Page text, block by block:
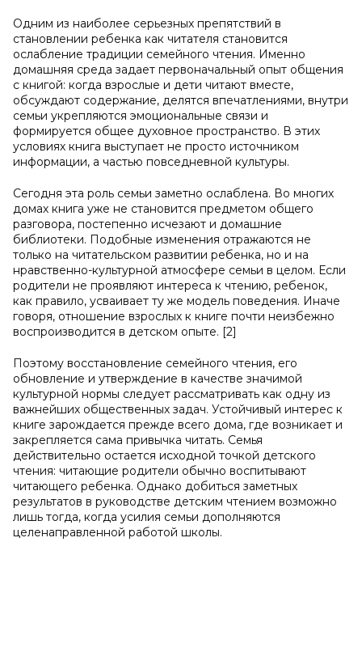
Одним из наиболее серьезных препятствий в
становлении ребенка как читателя становится
ослабление традиции семейного чтения. Именно
домашняя среда задает первоначальный опыт общения
с книгой: когда взрослые и дети читают вместе,
обсуждают содержание, делятся впечатлениями, внутри
семьи укрепляются эмоциональные связи и
формируется общее духовное пространство. В этих
условиях книга выступает не просто источником
информации, а частью повседневной культуры.
Сегодня эта роль семьи заметно ослаблена. Во многих
домах книга уже не становится предметом общего
разговора, постепенно исчезают и домашние
библиотеки. Подобные изменения отражаются не
только на читательском развитии ребенка, но и на
нравственно-культурной атмосфере семьи в целом. Если
родители не проявляют интереса к чтению, ребенок,
как правило, усваивает ту же модель поведения. Иначе
говоря, отношение взрослых к книге почти неизбежно
воспроизводится в детском опыте. [2]
Поэтому восстановление семейного чтения, его
обновление и утверждение в качестве значимой
культурной нормы следует рассматривать как одну из
важнейших общественных задач. Устойчивый интерес к
книге зарождается прежде всего дома, где возникает и
закрепляется сама привычка читать. Семья
действительно остается исходной точкой детского
чтения: читающие родители обычно воспитывают
читающего ребенка. Однако добиться заметных
результатов в руководстве детским чтением возможно
лишь тогда, когда усилия семьи дополняются
целенаправленной работой школы.